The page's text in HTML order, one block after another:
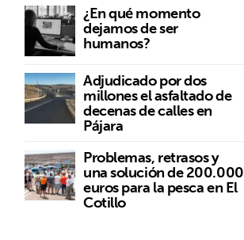
¿En qué momento
dejamos de ser
humanos?
Adjudicado por dos
millones el asfaltado de
decenas de calles en
Pájara
Problemas, retrasos y
una solución de 200.000
euros para la pesca en El
Cotillo